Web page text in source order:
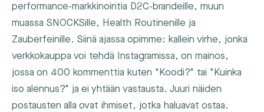
performance-markkinointia D2C-brandeille, muun
muassa SNOCKSille, Health Routinenille ja
Zauberfeinille. Siinä ajassa opimme: kallein virhe, jonka
verkkokauppa voi tehdä Instagramissa, on mainos,
jossa on 400 kommenttia kuten "Koodi?" tai "Kuinka
iso alennus?" ja ei yhtään vastausta. Juuri näiden
postausten alla ovat ihmiset, jotka haluavat ostaa.